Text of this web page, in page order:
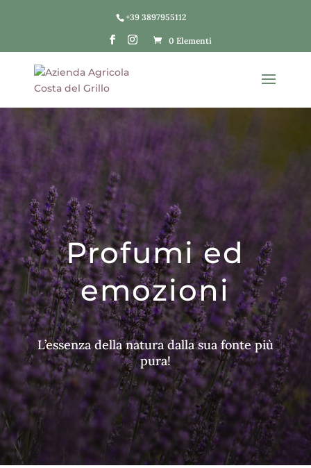
+39 3897955112
0 Elementi
Profumi ed
emozioni
L’essenza della natura dalla sua fonte più
pura!